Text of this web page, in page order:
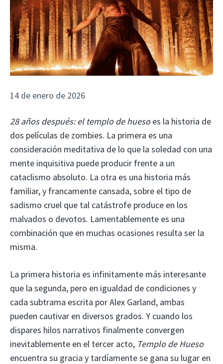
14 de enero de 2026
28 años después: el templo de huesoes la historia de
dos películas de zombies. La primera es una
consideración meditativa de lo que la soledad con una
mente inquisitiva puede producir frente a un
cataclismo absoluto. La otra es una historia más
familiar, y francamente cansada, sobre el tipo de
sadismo cruel que tal catástrofe produce en los
malvados o devotos. Lamentablemente es una
combinación que en muchas ocasiones resulta ser la
misma.
La primera historia es infinitamente más interesante
que la segunda, pero en igualdad de condiciones y
cada subtrama escrita por Alex Garland, ambas
pueden cautivar en diversos grados. Y cuando los
dispares hilos narrativos finalmente convergen
inevitablemente en el tercer acto, Templo de Hueso
encuentra su gracia y tardíamente se gana su lugar en